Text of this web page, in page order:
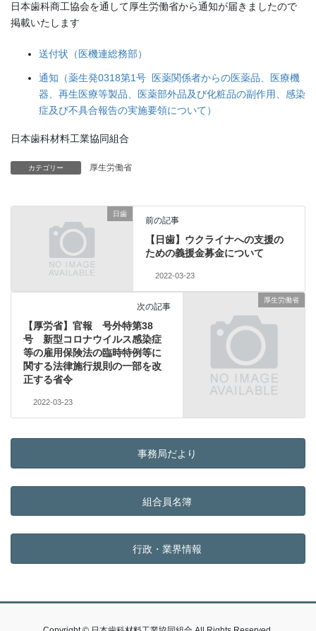
日本歯科商工協会を通して厚生労働省から通知が届きましたので
掲載いたします
送付状（医機連総務部）
通知（薬生発0318第1号 医薬関係者からの医薬品、医療機
器、再生医療等製品、医薬部外品及び化粧品の副作用、感染
症及び不具合報告の実施要領について）
日本歯科材料工業協同組合
カテゴリー 厚生労働省
日歯
前の記事
【日歯】ウクライナへの支援の
ための義援金募金について
2022-03-23
厚生労働省
次の記事
【厚労省】官報 号外特第38
号 新型コロナウイルス感染症
等の雇用保険法の臨時特例等に
関する法律施行規則の一部を改
正する省令
2022-03-23
事務局だより
組合員名簿
行政・業界情報